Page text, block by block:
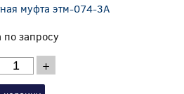
муфта этм-074-3А
по запросу
+